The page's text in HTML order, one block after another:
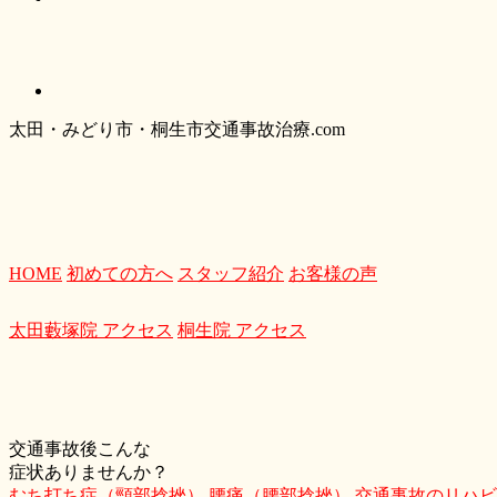
太田・ みどり 市・ 桐生市交通事故治療.com
HOME 初めての方へ スタッフ紹介 お客様の声
太田藪塚院 アクセス 桐生院 アクセス
交通事故後こんな
症状ありませんか？